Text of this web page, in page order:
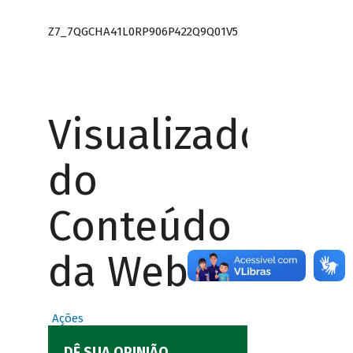
Z7_7QGCHA41L0RP906P422Q9Q01V5
Visualizador
do
Conteúdo
da Web
Ações